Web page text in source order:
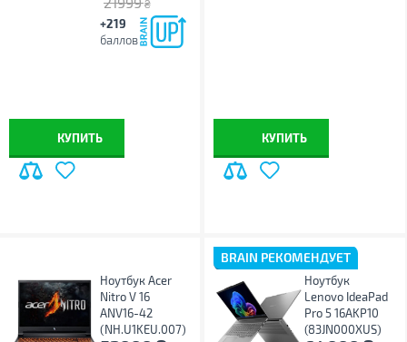
₴
+219
баллов
КУПИТЬ КУПИТЬ
Ноутбук Acer
Nitro V 16
ANV16-42
(NH.U1KEU.007)
BRAIN РЕКОМЕНДУЕТ
Ноутбук
Lenovo IdeaPad
Pro 5 16AKP10
(83JN000XUS)